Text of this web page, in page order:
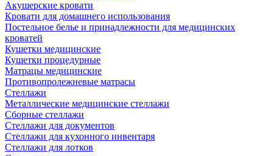
Акушерские кровати
Кровати для домашнего использования
Постельное белье и принадлежности для медицинских
кроватей
Кушетки медицинские
Кушетки процедурные
Матрацы медицинские
Противопролежневые матрасы
Стеллажи
Металлические медицинские стеллажи
Сборные стеллажи
Стеллажи для документов
Стеллажи для кухонного инвентаря
Стеллажи для лотков